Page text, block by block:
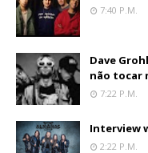
7:40 P.m.
Dave
não tocar
7:22 P.m.
Interview
2:22 P.m.